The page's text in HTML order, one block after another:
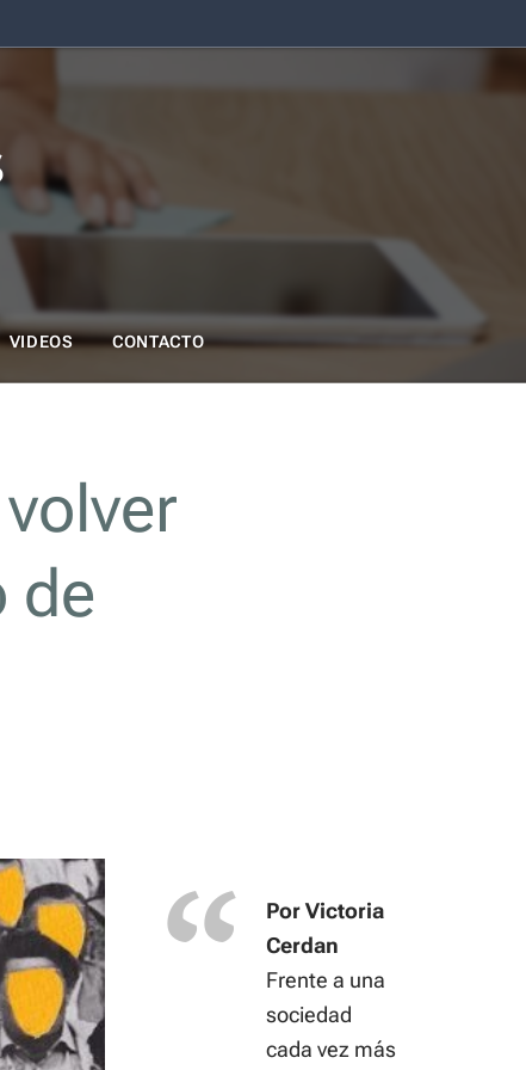
VIDEOS CONTACTO
volver
de
Por Victoria
Cerdan
Frente a una
sociedad
cada vez más